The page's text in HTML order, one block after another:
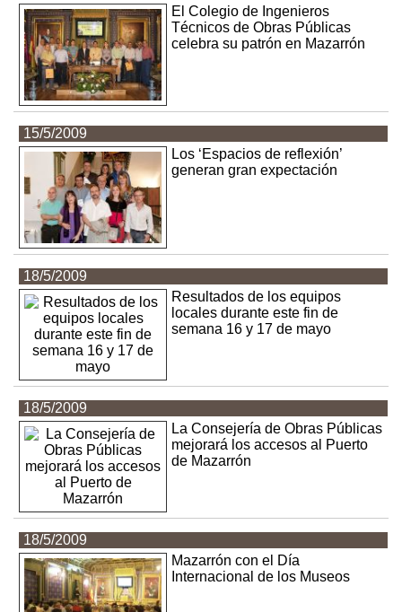
El Colegio de Ingenieros
Técnicos de Obras Públicas
celebra su patrón en Mazarrón
15/5/2009
Los ‘Espacios de reflexión’
generan gran expectación
18/5/2009
Resultados de los equipos
locales durante este fin de
semana 16 y 17 de mayo
18/5/2009
La Consejería de Obras Públicas
mejorará los accesos al Puerto
de Mazarrón
18/5/2009
Mazarrón con el Día
Internacional de los Museos